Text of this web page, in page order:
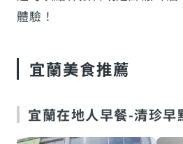
體驗！
宜蘭美食推薦
宜蘭在地人早餐-清珍早